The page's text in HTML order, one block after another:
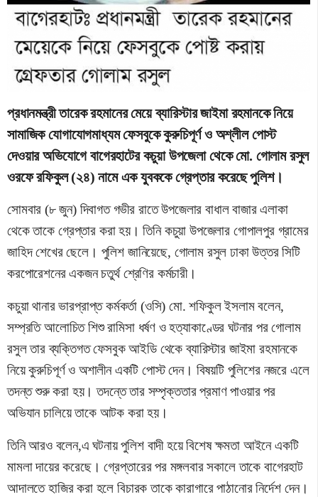
প্রধানমন্ত্রী তারেক রহমানের মেয়ে ব্যারিস্টার জাইমা রহমানকে নিয়ে
সামাজিক যোগাযোগমাধ্যম ফেসবুকে কুরুচিপূর্ণ ও অশ্লীল পোস্ট
দেওয়ার অভিযোগে বাগেরহাটের কচুয়া উপজেলা থেকে মো. গোলাম রসুল
ওরফে রফিকুল (২৪) নামে এক যুবককে গ্রেপ্তার করেছে পুলিশ।
সোমবার (৮ জুন) দিবাগত গভীর রাতে উপজেলার বাধাল বাজার এলাকা
থেকে তাকে গ্রেপ্তার করা হয়। তিনি কচুয়া উপজেলার গোপালপুর গ্রামের
জাহিদ শেখের ছেলে। পুলিশ জানিয়েছে, গোলাম রসুল ঢাকা উত্তর সিটি
করপোরেশনের একজন চতুর্থ শ্রেণির কর্মচারী।
কচুয়া থানার ভারপ্রাপ্ত কর্মকর্তা (ওসি) মো. শফিকুল ইসলাম বলেন,
সম্প্রতি আলোচিত শিশু রামিসা ধর্ষণ ও হত্যাকাণ্ডের ঘটনার পর গোলাম
রসুল তার ব্যক্তিগত ফেসবুক আইডি থেকে ব্যারিস্টার জাইমা রহমানকে
নিয়ে কুরুচিপূর্ণ ও অশালীন একটি পোস্ট দেন। বিষয়টি পুলিশের নজরে এলে
তদন্ত শুরু করা হয়। তদন্তে তার সম্পৃক্ততার প্রমাণ পাওয়ার পর
অভিযান চালিয়ে তাকে আটক করা হয়।
তিনি আরও বলেন,এ ঘটনায় পুলিশ বাদী হয়ে বিশেষ ক্ষমতা আইনে একটি
মামলা দায়ের করেছে। গ্রেপ্তারের পর মঙ্গলবার সকালে তাকে বাগেরহাট
আদালতে হাজির করা হলে বিচারক তাকে কারাগারে পাঠানোর নির্দেশ দেন।